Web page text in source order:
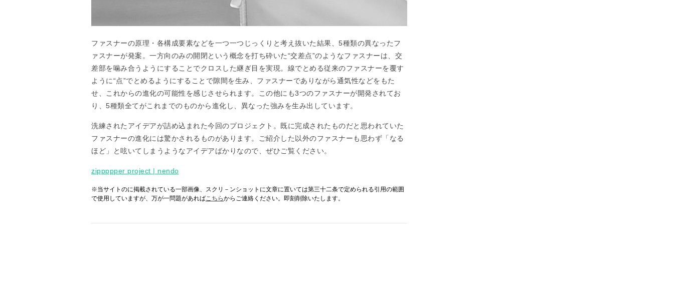
ファスナーの原理・各構成要素などを一つ一つじっくりと考え抜いた結果、5種類の異なったフ
ァスナーが発案。一方向のみの開閉という概念を打ち砕いた“交差点”のようなファスナーは、交
差部を噛み合うようにすることでクロスした継ぎ目を実現。線でとめる従来のファスナーを覆す
ように“点”でとめるようにすることで隙間を生み、ファスナーでありながら通気性などをもた
せ、これからの進化の可能性を感じさせられます。この他にも3つのファスナーが開発されてお
り、5種類全てがこれまでのものから進化し、異なった強みを生み出しています。
洗練されたアイデアが詰め込まれた今回のプロジェクト。既に完成されたものだと思われていた
ファスナーの進化には驚かされるものがあります。ご紹介した以外のファスナーも思わず「なる
ほど」と呟いてしまうようなアイデアばかりなので、ぜひご覧ください。
zippppper project | nendo
※当サイトのに掲載されている一部画像、スクリ－ンショットに文章に置いては第三十二条で定められる引用の範囲
で使用していますが、万が一問題があればこちらからご連絡ください。即刻削除いたします。